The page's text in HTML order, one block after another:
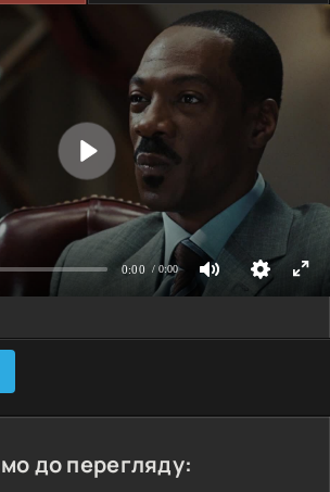
до перегляду: